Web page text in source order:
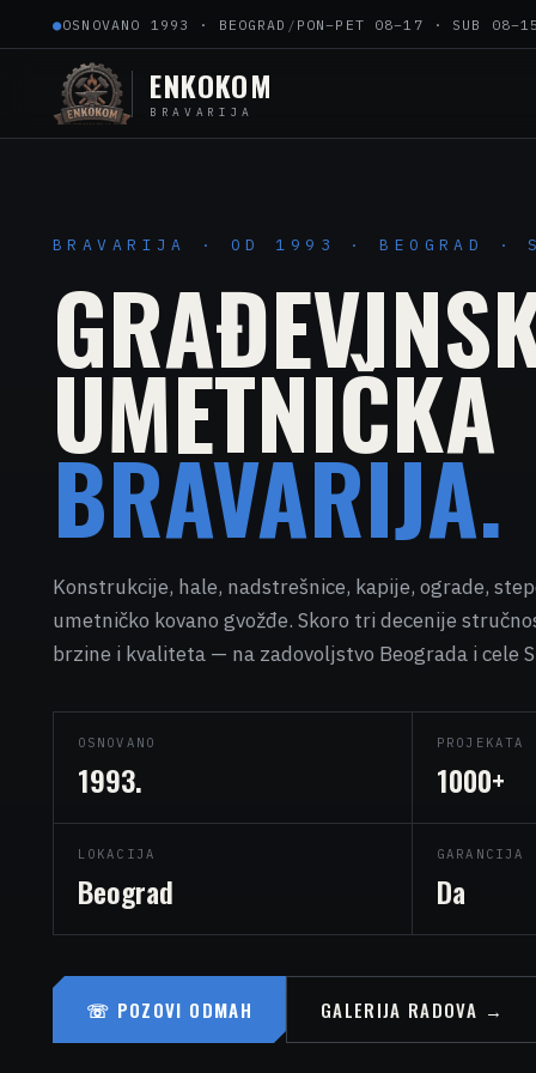
●OSNOVANO 1993 · BEOGRAD / PON–PET 08–17 · SUB 08–15
ENKOKOM
BRAVARIJA
BRAVARIJA · OD 1993 · BEOGRAD ·
UMETNIČKA
BRAVARIJA.
Konstrukcije, hale, nadstrešnice, kapije, ograde,
umetničko kovano gvožđe. Skoro tri decenije
brzine i kvaliteta — na zadovoljstvo Beograda i cele
OSNOVANO
1993.
PROJEKATA
1000+
LOKACIJA
Beograd
GARANCIJA
Da
☏ POZOVI ODMAH GALERIJA RADOVA →